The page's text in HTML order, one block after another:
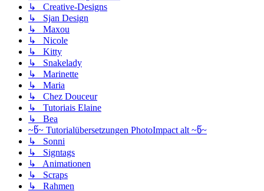
↳ Creative-Designs
↳ Sjan Design
↳ Maxou
↳ Nicole
↳ Kitty
↳ Snakelady
↳ Marinette
↳ Maria
↳ Chez Douceur
↳ Tutoriais Elaine
↳ Bea
~წ~ Tutorialübersetzungen PhotoImpact alt ~წ~
↳ Sonni
↳ Signtags
↳ Animationen
↳ Scraps
↳ Rahmen